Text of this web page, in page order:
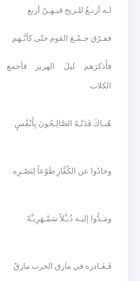
لـه أربـعٌ للـريح فيـهـنّ أربع
ففـرّق جـمْـعَ القوم حتّى كأنَّـهم
فأَذكرَهم ليلَ الهرير فأجمع
الكلاب
هُنـاكَ فَدَتْـهُ الصَّالِـحُونَ بِأَنْفُسٍ
وحادُوا عن الكُفَّارِ طَوْعاً لِنَصْـرِه
ومَـدُّوا إليـه ذُبـَّلاً سَمْـهَرِيـَّةً
فَـغَـادره في مارق الحرب مارقٌ